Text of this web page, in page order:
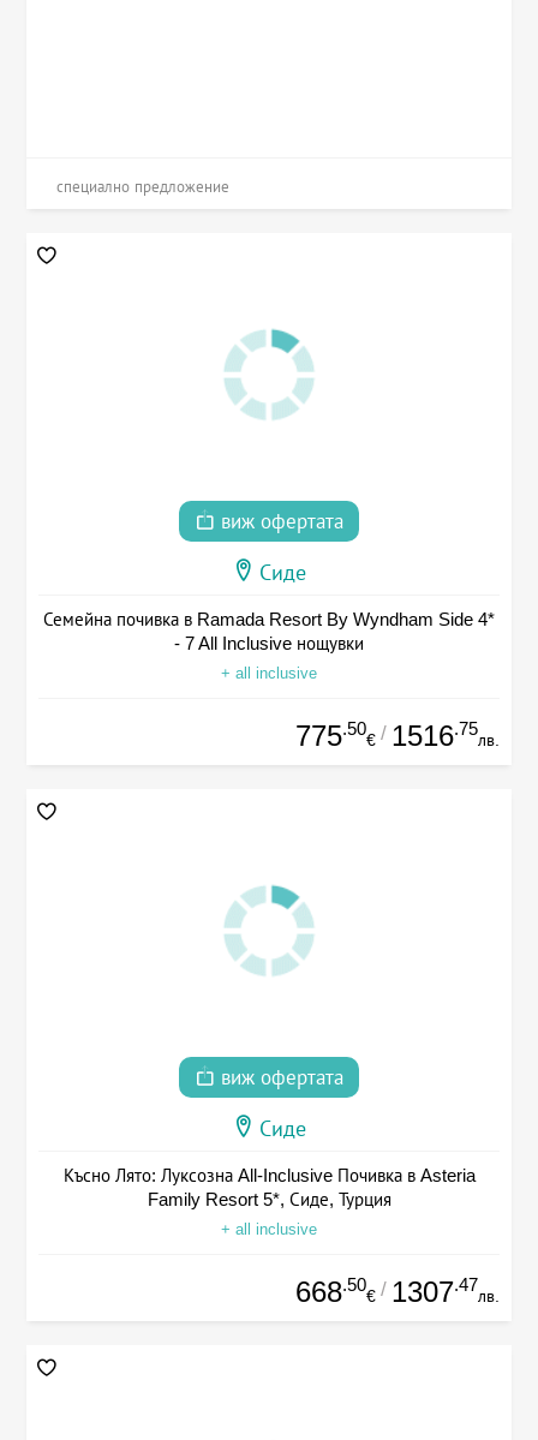
специално предложение
виж офертата
Сиде
Семейна почивка в Ramada Resort By Wyndham Side 4*
- 7 All Inclusive нощувки
+ all inclusive
775.50
€ / 1516.75
лв.
виж офертата
Сиде
Късно Лято: Луксозна All-Inclusive Почивка в Asteria
Family Resort 5*, Сиде, Турция
+ all inclusive
668.50
€ / 1307.47
лв.